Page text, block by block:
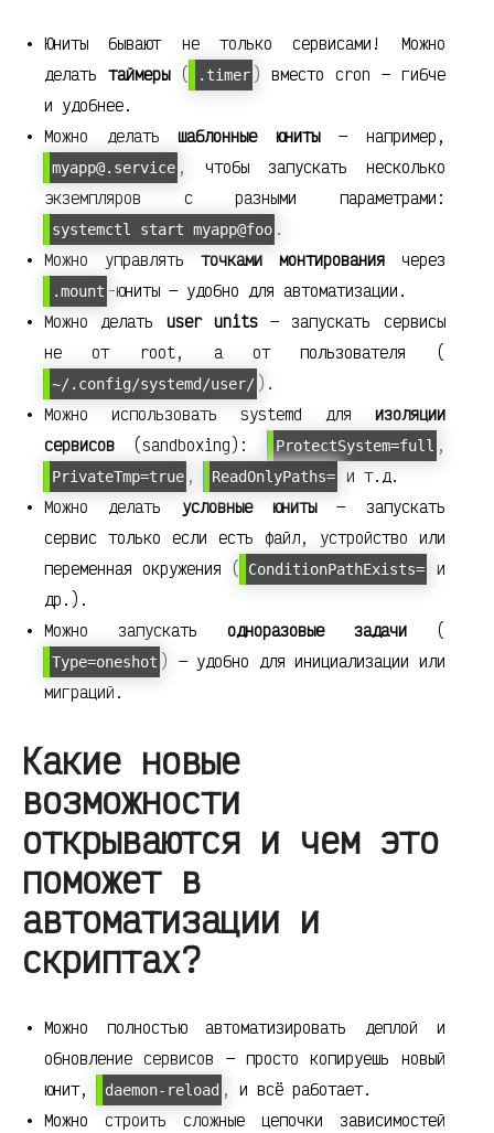
Юниты бывают не только сервисами! Можно
делать таймеры( .timer ) вместо cron — гибче
и удобнее.
Можно делатьшаблонные юниты— например,
myapp@.service , чтобы запускать несколько
экземпляров с разными параметрами:
systemctl start myapp@foo .
Можно управлять точками монтированиячерез
.mount -юниты — удобно для автоматизации.
Можно делать user units— запускать сервисы
не от root, а от пользователя (
~/.config/systemd/user/ ).
Можно использовать systemd для изоляции
сервисов (sandboxing): ProtectSystem=full ,
PrivateTmp=true , ReadOnlyPaths=
и т.д.
Можно делать условные юниты— запускать
сервис только если есть файл, устройство или
переменная окружения (
ConditionPathExists=
и
др.).
Можно запускать одноразовые задачи(
Type=oneshot ) — удобно для инициализации или
миграций.
Какие новые
возможности
открываются и чем это
поможет в
автоматизации и
скриптах?
Можно полностью автоматизировать деплой и
обновление сервисов — просто копируешь новый
юнит,
daemon-reload , и всё работает.
Можно строить сложные цепочки зависимостей